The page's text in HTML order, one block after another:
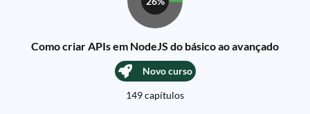
Como criar APIs em NodeJS do básico ao avançado
Novo curso
149 capítulos